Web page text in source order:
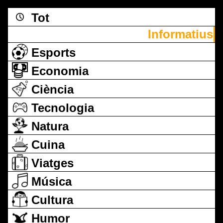
Tot
Informatius
Esports
Economia
Ciència
Tecnologia
Natura
Cuina
Viatges
Música
Cultura
Humor